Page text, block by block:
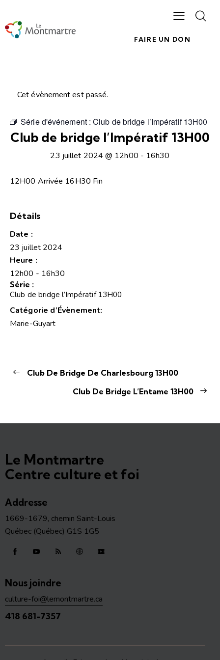
FAIRE UN DON
Cet évènement est passé.
Série d'événement :Club de bridge l’Impératif 13H00
Club de bridge l’Impératif 13H00
23 juillet 2024 @ 12h00 - 16h30
12H00 Arrivée 16H30 Fin
Détails
Date :
23 juillet 2024
Heure :
12h00 - 16h30
Série :
Club de bridge l’Impératif 13H00
Catégorie d’Évènement:
Marie-Guyart
Club De Bridge De Charlesbourg 13H00
Club De Bridge L’Entame 13H00
Le Montmartre
Centre culture et foi
Addresse
1669-1679, chemin Saint-Louis
Québec (Québec) G1S 1G5
Nous joindre
culture-foi@lemontmartre.ca
418 681-7357